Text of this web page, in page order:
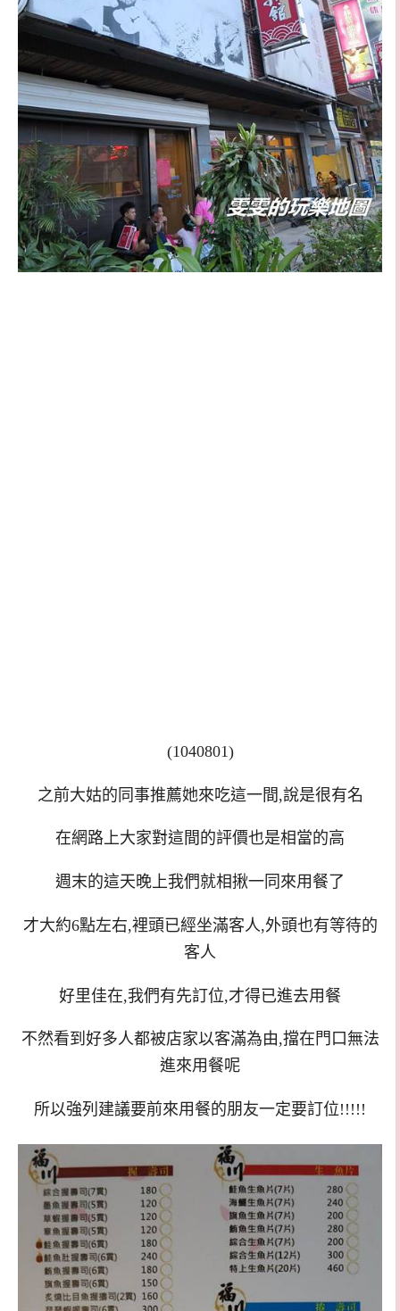
(1040801)
之前大姑的同事推薦她來吃這一間,說是很有名
在網路上大家對這間的評價也是相當的高
週末的這天晚上我們就相揪一同來用餐了
才大約6點左右,裡頭已經坐滿客人,外頭也有等待的
客人
好里佳在,我們有先訂位,才得已進去用餐
不然看到好多人都被店家以客滿為由,擋在門口無法
進來用餐呢
所以強列建議要前來用餐的朋友一定要訂位!!!!!